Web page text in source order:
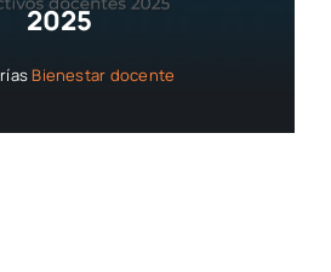
2025
Bienestar docente